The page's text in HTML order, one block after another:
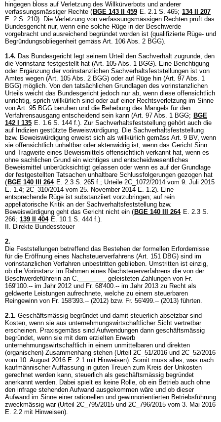
hingegen bloss auf Verletzung des Willkürverbots und anderer
verfassungsmässiger Rechte ( BGE 143 II 459 E. 2.1 S. 465; 134 II 207
E. 2 S. 210). Die Verletzung von verfassungsmässigen Rechten prüft das
Bundesgericht nur, wenn eine solche Rüge in der Beschwerde
vorgebracht und ausreichend begründet worden ist (qualifizierte Rüge- und
Begründungsobliegenheit gemäss Art. 106 Abs. 2 BGG).
1.4. Das Bundesgericht legt seinem Urteil den Sachverhalt zugrunde, den
die Vorinstanz festgestellt hat (Art. 105 Abs. 1 BGG). Eine Berichtigung
oder Ergänzung der vorinstanzlichen Sachverhaltsfeststellungen ist von
Amtes wegen (Art. 105 Abs. 2 BGG) oder auf Rüge hin (Art. 97 Abs. 1
BGG) möglich. Von den tatsächlichen Grundlagen des vorinstanzlichen
Urteils weicht das Bundesgericht jedoch nur ab, wenn diese offensichtlich
unrichtig, sprich willkürlich sind oder auf einer Rechtsverletzung im Sinne
von Art. 95 BGG beruhen und die Behebung des Mangels für den
Verfahrensausgang entscheidend sein kann (Art. 97 Abs. 1 BGG; BGE
142 I 135 E. 1.6 S. 144 f.). Zur Sachverhaltsfeststellung gehört auch die
auf Indizien gestützte Beweiswürdigung. Die Sachverhaltsfeststellung
bzw. Beweiswürdigung erweist sich als willkürlich gemäss Art. 9 BV, wenn
sie offensichtlich unhaltbar oder aktenwidrig ist, wenn das Gericht Sinn
und Tragweite eines Beweismittels offensichtlich verkannt hat, wenn es
ohne sachlichen Grund ein wichtiges und entscheidwesentliches
Beweismittel unberücksichtigt gelassen oder wenn es auf der Grundlage
der festgestellten Tatsachen unhaltbare Schlussfolgerungen gezogen hat
( BGE 140 III 264 E. 2.3 S. 265 f.; Urteile 2C_1072/2014 vom 9. Juli 2015
E. 1.4; 2C_310/2014 vom 25. November 2014 E. 1.2). Eine
entsprechende Rüge ist substanziiert vorzubringen; auf rein
appellatorische Kritik an der Sachverhaltsfeststellung bzw.
Beweiswürdigung geht das Gericht nicht ein ( BGE 140 III 264 E. 2.3 S.
266; 139 II 404 E. 10.1 S. 444 f.).
II. Direkte Bundessteuer
2.
Die Feststellungen betreffend das Bestehen der formellen Erfordernisse
für die Eröffnung eines Nachsteuerverfahrens (Art. 151 DBG) sind im
vorinstanzlichen Verfahren unbestritten geblieben. Umstritten ist einzig,
ob die Vorinstanz im Rahmen eines Nachsteuerverfahrens die von der
Beschwerdeführerin an C.________ geleisteten Zahlungen von Fr.
169'100.-- im Jahr 2012 und Fr. 68'400.-- im Jahr 2013 zu Recht als
geldwerte Leistungen aufrechnete, welche zu einem steuerbaren
Reingewinn von Fr. 158'393.-- (2012) bzw. Fr. 56'499.-- (2013) führten.
2.1. Geschäftsmässig begründet und damit steuerlich absetzbar sind
Kosten, wenn sie aus unternehmungswirtschaftlicher Sicht vertretbar
erscheinen. Praxisgemäss sind Aufwendungen dann geschäftsmässig
begründet, wenn sie mit dem erzielten Erwerb
unternehmungswirtschaftlich in einem unmittelbaren und direkten
(organischen) Zusammenhang stehen (Urteil 2C_51/2016 und 2C_52/2016
vom 10. August 2016 E. 2.1 mit Hinweisen). Somit muss alles, was nach
kaufmännischer Auffassung in guten Treuen zum Kreis der Unkosten
gerechnet werden kann, steuerlich als geschäftsmässig begründet
anerkannt werden. Dabei spielt es keine Rolle, ob ein Betrieb auch ohne
den infrage stehenden Aufwand ausgekommen wäre und ob dieser
Aufwand im Sinne einer rationellen und gewinnorientierten Betriebsführung
zweckmässig war (Urteil 2C_795/2015 und 2C_796/2015 vom 3. Mai 2016
E. 2.2 mit Hinweisen).